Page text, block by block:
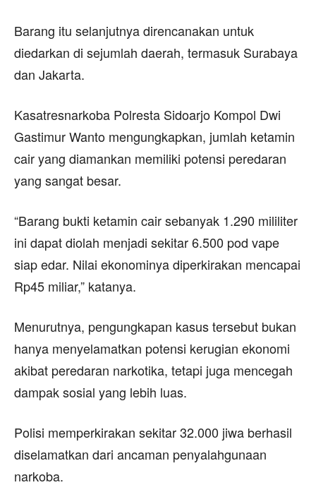
Barang itu selanjutnya direncanakan untuk
diedarkan di sejumlah daerah, termasuk Surabaya
dan Jakarta.
Kasatresnarkoba Polresta Sidoarjo Kompol Dwi
Gastimur Wanto mengungkapkan, jumlah ketamin
cair yang diamankan memiliki potensi peredaran
yang sangat besar.
“Barang bukti ketamin cair sebanyak 1.290 mililiter
ini dapat diolah menjadi sekitar 6.500 pod vape
siap edar. Nilai ekonominya diperkirakan mencapai
Rp45 miliar,” katanya.
Menurutnya, pengungkapan kasus tersebut bukan
hanya menyelamatkan potensi kerugian ekonomi
akibat peredaran narkotika, tetapi juga mencegah
dampak sosial yang lebih luas.
Polisi memperkirakan sekitar 32.000 jiwa berhasil
diselamatkan dari ancaman penyalahgunaan
narkoba.